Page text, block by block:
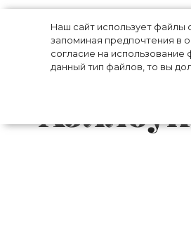
Наш сайт использует файлы
запоминая предпочтения в
согласие на
данный тип файлов, то вы
Энн